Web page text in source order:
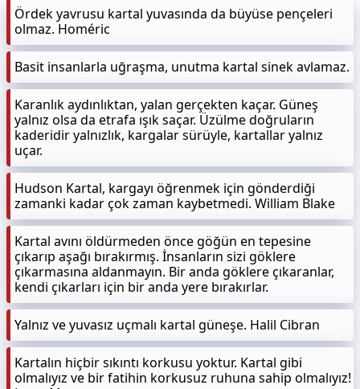
Ördek yavrusu kartal yuvasında da büyüse pençeleri
olmaz. Homéric
Basit insanlarla uğraşma, unutma kartal sinek avlamaz.
Karanlık aydınlıktan, yalan gerçekten kaçar. Güneş
yalnız olsa da etrafa ışık saçar. Üzülme doğruların
kaderidir yalnızlık, kargalar sürüyle, kartallar yalnız
uçar.
Hudson Kartal, kargayı öğrenmek için gönderdiği
zamanki kadar çok zaman kaybetmedi. William Blake
Kartal avını öldürmeden önce göğün en tepesine
çıkarıp aşağı bırakırmış. İnsanların sizi göklere
çıkarmasına aldanmayın. Bir anda göklere çıkaranlar,
kendi çıkarları için bir anda yere bırakırlar.
Yalnız ve yuvasız uçmalı kartal güneşe. Halil Cibran
Kartalın hiçbir sıkıntı korkusu yoktur. Kartal gibi
olmalıyız ve bir fatihin korkusuz ruhuna sahip olmalıyız!